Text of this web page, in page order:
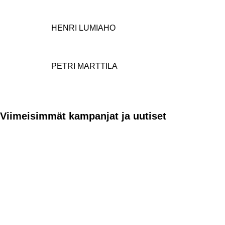
HENRI LUMIAHO
PETRI MARTTILA
Viimeisimmät kampanjat ja uutiset